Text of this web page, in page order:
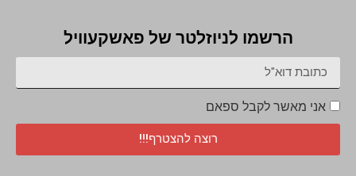
הרשמו לניוזלטר של פאשקעוויל
אני מאשר לקבל ספאם
רוצה להצטרף!!!